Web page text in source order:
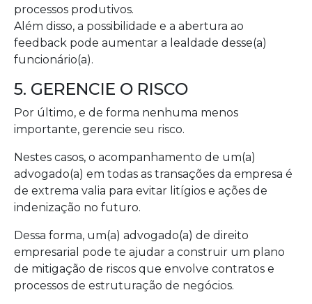
processos produtivos.
Além disso, a possibilidade e a abertura ao
feedback pode aumentar a lealdade desse(a)
funcionário(a).
5. GERENCIE O RISCO
Por último, e de forma nenhuma menos
importante, gerencie seu risco.
Nestes casos, o acompanhamento de um(a)
advogado(a) em todas as transações da empresa é
de extrema valia para evitar litígios e ações de
indenização no futuro.
Dessa forma, um(a) advogado(a) de direito
empresarial pode te ajudar a construir um plano
de mitigação de riscos que envolve contratos e
processos de estruturação de negócios.